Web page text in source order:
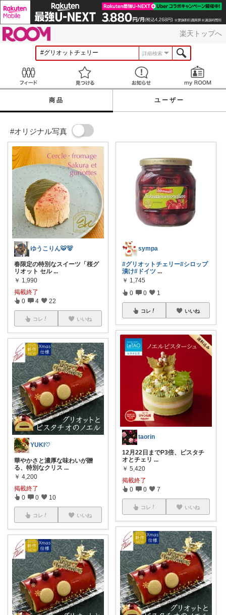
楽天トップへ
詳細検索
見つける お知らせ
商品 ユーザー
#オリジナル写真
ゆうこりん🐯🐻
春限定の特別なスイーツ「桜グ
リオット セル ...
￥ 1,990
掲載終了
0 4 22
コレ いいね
YUKI♡
華やかさと濃厚な味わいが贈
る、特別なクリス ...
￥ 4,200
掲載終了
0 0 10
コレ いいね
sympa
#グリオットチェリー#シロップ
漬け#ドイツ ...
￥ 1,745
0 0 1
コレ いいね
taorin
12月22日までP3倍、ピスタチ
オとチェリ ...
￥ 5,420
掲載終了
0 0 7
コレ いいね